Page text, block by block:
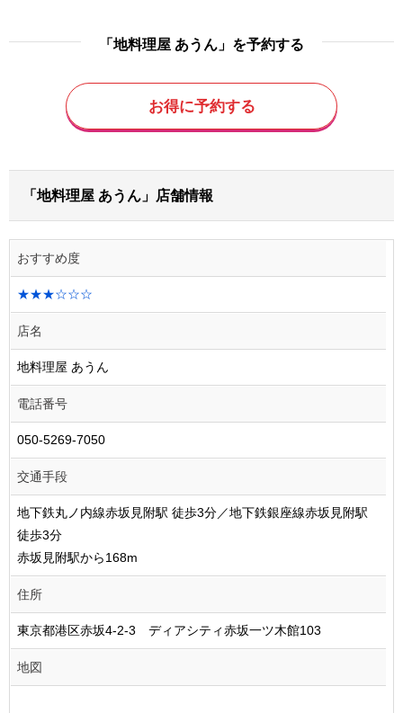
「地料理屋 あうん」を予約する
お得に予約する
「地料理屋 あうん」店舗情報
おすすめ度
★★★☆☆☆
店名
地料理屋 あうん
電話番号
050-5269-7050
交通手段
地下鉄丸ノ内線赤坂見附駅 徒歩3分／地下鉄銀座線赤坂見附駅
徒歩3分
赤坂見附駅から168m
住所
東京都港区赤坂4-2-3 ディアシティ赤坂一ツ木館103
地図